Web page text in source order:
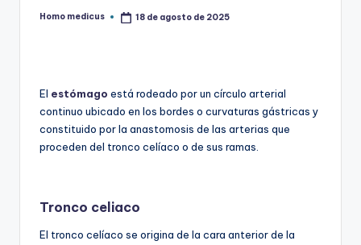
Publicado
Homo medicus 18 de agosto de 2025
El estómago está rodeado por un círculo arterial
continuo ubicado en los bordes o curvaturas gástricas y
constituido por la anastomosis de las arterias que
proceden del tronco celíaco o de sus ramas.
Tronco celiaco
El tronco celíaco se origina de la cara anterior de la